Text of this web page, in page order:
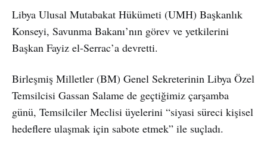
Libya Ulusal Mutabakat Hükümeti (UMH) Başkanlık
Konseyi, Savunma Bakanı’nın görev ve yetkilerini
Başkan Fayiz el-Serrac’a devretti.
Birleşmiş Milletler (BM) Genel Sekreterinin Libya Özel
Temsilcisi Gassan Salame de geçtiğimiz çarşamba
günü, Temsilciler Meclisi üyelerini “siyasi süreci kişisel
hedeflere ulaşmak için sabote etmek” ile suçladı.